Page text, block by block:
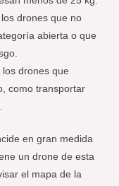
drones que no
abierta o que
los drones que
como transportar
en gran medida
un drone de esta
el mapa de la